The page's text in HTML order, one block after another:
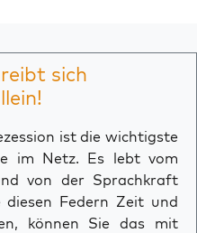
sich
ist die wichtigste
im Netz. Es lebt vom
von der Sprachkraft
diesen Federn Zeit und
können Sie das mit